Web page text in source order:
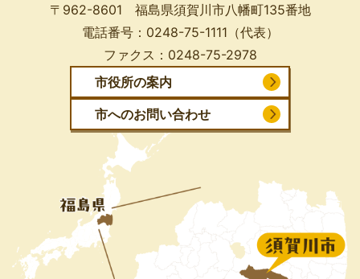
〒962-8601 福島県須賀川市八幡町135番地
電話番号： 0248-75-1111 （代表）
ファクス： 0248-75-2978
市役所の案内
市へのお問い合わせ